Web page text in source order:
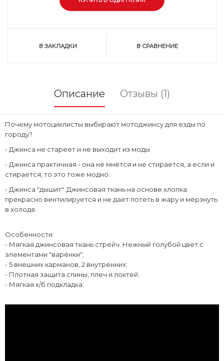
В ЗАКЛАДКИ В СРАВНЕНИЕ
Описание Отзывы (1)
Почему мотоциклисты выбирают мотоджинсу для езды по
городу?
- Джинса не стареет и не выходит из моды
- Джинса практичная - она не мнётся и не стирается, а если и
стирается, то это тоже модно.
- Джинса "дышит". Джинсовая ткань на основе хлопка
прекрасно вентилируется и не даёт потеть в жару и мёрзнуть
в холоде.
Особенности:
- Мягкая джинсовая ткань стрейч. Нежный голубой цвет с
элементами "варёнки";
- 5 внешних карманов, 2 внутренних;
- Плотная защита спины, плеч и локтей;
- Мягкая х/б подкладка;